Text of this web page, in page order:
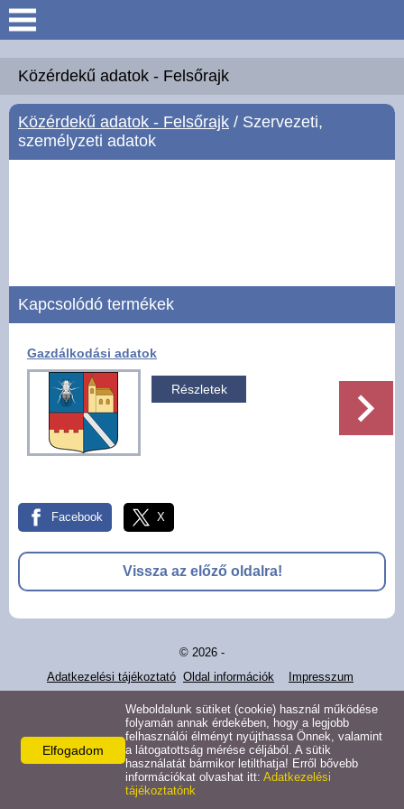
Keresés
Köszöntő
Hírek
Közérdekű adatok -
Galéria
Pályázatok
Alsórajk
EFOP-1.5.2-16-2017-00008
Közérdekű adatok - Felsőrajk
Közérdekű adatok - Felsőrajk / Szervezeti,
személyzeti adatok
Kapcsolódó termékek
Gazdálkodási adatok
Részletek
Facebook X
Vissza az előző oldalra!
© 2026 -
Adatkezelési tájékoztató Oldal információk Impresszum
Elfogadom
Weboldalunk sütiket (cookie) használ működése
folyamán annak érdekében, hogy a legjobb
felhasználói élményt nyújthassa Önnek, valamint
a látogatottság mérése céljából. A sütik
használatát bármikor letilthatja! Erről bővebb
információkat olvashat itt: Adatkezelési
tájékoztatónk